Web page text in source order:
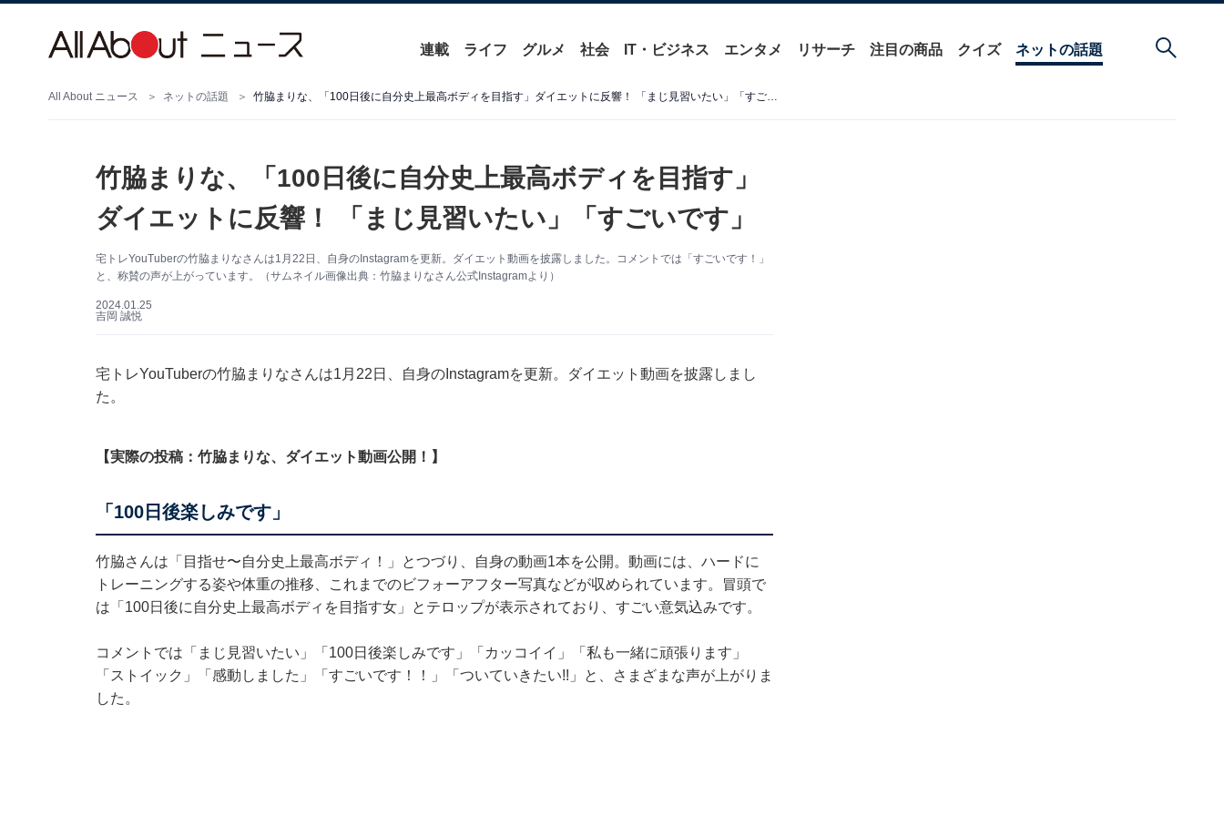
連載 ライフ グルメ 社会 IT・ビジネス エンタメ リサーチ 注目の商品 クイズ ネットの話題
All About ニュース ネットの話題 竹脇まりな、「100日後に自分史上最高ボディを目指す」ダイエットに反響！ 「まじ見習いたい」「すごいです」
竹脇まりな、「100日後に自分史上最高ボディを目指す」
ダイエットに反響！ 「まじ見習いたい」「すごいです」
宅トレYouTuberの竹脇まりなさんは1月22日、自身のInstagramを更新。ダイエット動画を披露しました。コメントでは「すごいです！」
と、称賛の声が上がっています。（サムネイル画像出典：竹脇まりなさん公式Instagramより）
2024.01.25
吉岡 誠悦
宅トレYouTuberの竹脇まりなさんは1月22日、自身のInstagramを更新。ダイエット動画を披露しまし
た。
【実際の投稿：竹脇まりな、ダイエット動画公開！】
「100日後楽しみです」
竹脇さんは「目指せ〜自分史上最高ボディ！」とつづり、自身の動画1本を公開。動画には、ハードに
トレーニングする姿や体重の推移、これまでのビフォーアフター写真などが収められています。冒頭で
は「100日後に自分史上最高ボディを目指す女」とテロップが表示されており、すごい意気込みです。
コメントでは「まじ見習いたい」「100日後楽しみです」「カッコイイ」「私も一緒に頑張ります」
「ストイック」「感動しました」「すごいです！！」「ついていきたい!!」と、さまざまな声が上がりま
した。